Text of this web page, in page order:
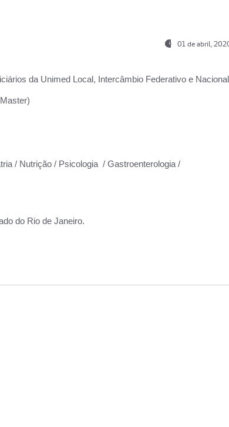
01 de abril,
da Unimed Local, Intercâmbio Federativo e
/ Nutrição / Psicologia / Gastroenterologia /
do Rio de Janeiro.